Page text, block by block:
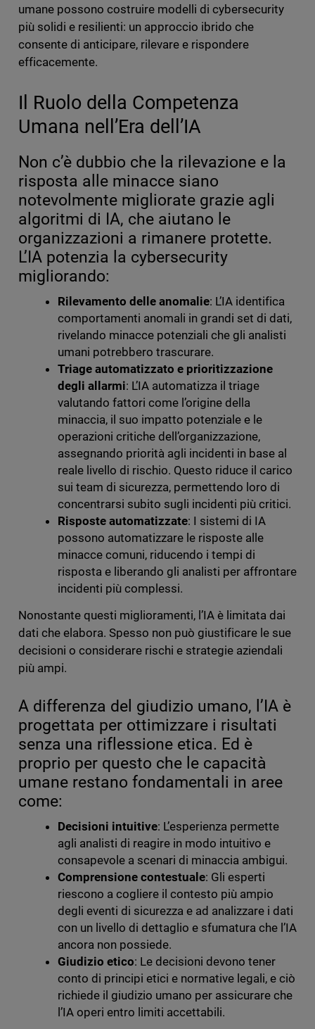
umane possono costruire modelli di cybersecurity
più solidi e resilienti: un approccio ibrido che
consente di anticipare, rilevare e rispondere
efficacemente.
Il Ruolo della Competenza
Umana nell’Era dell’IA
Non c’è dubbio che la rilevazione e la
risposta alle minacce siano
notevolmente migliorate grazie agli
algoritmi di IA, che aiutano le
organizzazioni a rimanere protette.
L’IA potenzia la cybersecurity
migliorando:
Rilevamento delle anomalie: L’IA identifica
comportamenti anomali in grandi set di dati,
rivelando minacce potenziali che gli analisti
umani potrebbero trascurare.
Triage automatizzato e prioritizzazione
degli allarmi: L’IA automatizza il triage
valutando fattori come l’origine della
minaccia, il suo impatto potenziale e le
operazioni critiche dell’organizzazione,
assegnando priorità agli incidenti in base al
reale livello di rischio. Questo riduce il carico
sui team di sicurezza, permettendo loro di
concentrarsi subito sugli incidenti più critici.
Risposte automatizzate: I sistemi di IA
possono automatizzare le risposte alle
minacce comuni, riducendo i tempi di
risposta e liberando gli analisti per affrontare
incidenti più complessi.
Nonostante questi miglioramenti, l’IA è limitata dai
dati che elabora. Spesso non può giustificare le sue
decisioni o considerare rischi e strategie aziendali
più ampi.
A differenza del giudizio umano, l’IA è
progettata per ottimizzare i risultati
senza una riflessione etica. Ed è
proprio per questo che le capacità
umane restano fondamentali in aree
come:
Decisioni intuitive: L’esperienza permette
agli analisti di reagire in modo intuitivo e
consapevole a scenari di minaccia ambigui.
Comprensione contestuale: Gli esperti
riescono a cogliere il contesto più ampio
degli eventi di sicurezza e ad analizzare i dati
con un livello di dettaglio e sfumatura che l’IA
ancora non possiede.
Giudizio etico: Le decisioni devono tener
conto di principi etici e normative legali, e ciò
richiede il giudizio umano per assicurare che
l’IA operi entro limiti accettabili.